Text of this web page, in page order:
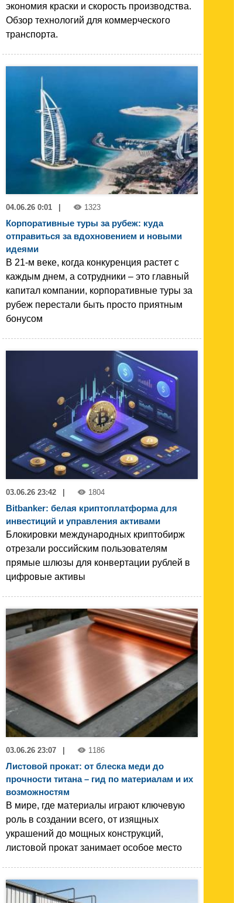
экономия краски и скорость производства.
Обзор технологий для коммерческого
транспорта.
04.06.26 0:01 1323
Корпоративные туры за рубеж: куда
отправиться за вдохновением и новыми
идеями
В 21-м веке, когда конкуренция растет с
каждым днем, а сотрудники – это главный
капитал компании, корпоративные туры за
рубеж перестали быть просто приятным
бонусом
03.06.26 23:42 1804
Bitbanker: белая криптоплатформа для
инвестиций и управления активами
Блокировки международных криптобирж
отрезали российским пользователям
прямые шлюзы для конвертации рублей в
цифровые активы
03.06.26 23:07 | 1186
Листовой прокат: от блеска меди до
прочности титана – гид по материалам и их
возможностям
В мире, где материалы играют ключевую
роль в создании всего, от изящных
украшений до мощных конструкций,
листовой прокат занимает особое место